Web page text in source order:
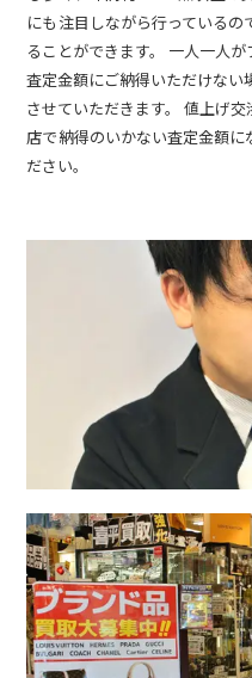
にも注目しながら行っている
ることができます。 一人一人が
査定金額にご納得いただけな
させていただきます。 値上げ
店で納得のいかない査定金額に
ださい。